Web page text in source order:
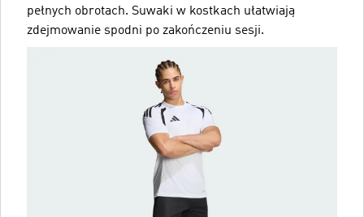
pełnych obrotach. Suwaki w kostkach ułatwiają
zdejmowanie spodni po zakończeniu sesji.